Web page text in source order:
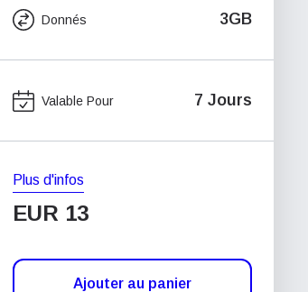
Donnés 3GB
Valable Pour 7 Jours
Plus d'infos
EUR 13
Ajouter au panier